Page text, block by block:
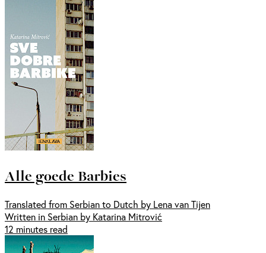
Alle goede Barbies
Translated from Serbian to Dutch by Lena van Tijen
Written in Serbian by Katarina Mitrović
12 minutes read